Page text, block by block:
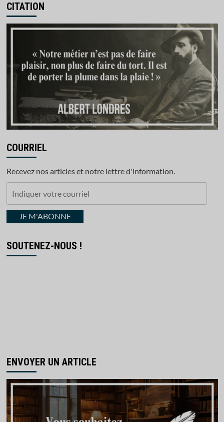
CITATION
COURRIEL
Recevez nos articles et notre lettre d'information.
courrielJE M'ABONNE
SOUTENEZ-NOUS !
ENVOYER UN ARTICLE